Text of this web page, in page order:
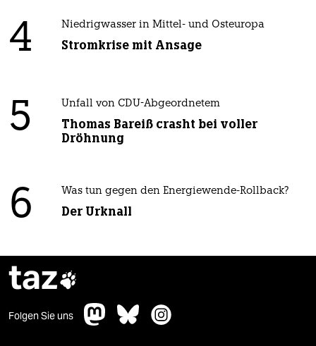
4 Niedrigwasser in Mittel- und Osteuropa
Stromkrise mit Ansage
5 Unfall von CDU-Abgeordnetem
Thomas Bareiß crasht bei voller
Dröhnung
6 Was tun gegen den Energiewende-Rollback?
Der Urknall
taz
Folgen Sie uns